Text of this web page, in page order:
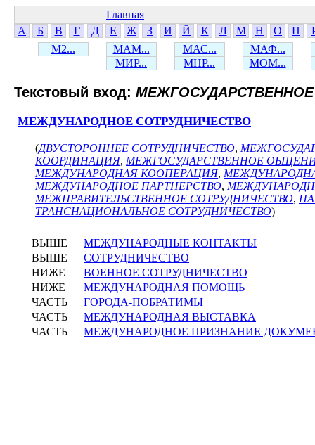
Главная
А
Б В Г Д Е Ж З И Й К Л М Н О П
М2...
МАМ... МАС...
МАФ...
МИР...
МНР... МОМ...
Текстовый вход:
МЕЖДУНАРОДНОЕ СОТРУДНИЧЕСТВО
(ДВУСТОРОННЕЕ СОТРУДНИЧЕСТВО,
КООРДИНАЦИЯ, МЕЖГОСУДАРСТВЕННОЕ
МЕЖДУНАРОДНАЯ КООПЕРАЦИЯ,
МЕЖДУНАРОДНОЕ ПАРТНЕРСТВО,
МЕЖПРАВИТЕЛЬСТВЕННОЕ СОТРУДНИЧЕСТВО,
ТРАНСНАЦИОНАЛЬНОЕ СОТРУДНИЧЕСТВО)
ВЫШЕ
МЕЖДУНАРОДНЫЕ КОНТАКТЫ
ВЫШЕ
СОТРУДНИЧЕСТВО
НИЖЕ
ВОЕННОЕ СОТРУДНИЧЕСТВО
НИЖЕ
МЕЖДУНАРОДНАЯ ПОМОЩЬ
ЧАСТЬ
ГОРОДА-ПОБРАТИМЫ
ЧАСТЬ
МЕЖДУНАРОДНАЯ ВЫСТАВКА
ЧАСТЬ
МЕЖДУНАРОДНОЕ ПРИЗНАНИЕ